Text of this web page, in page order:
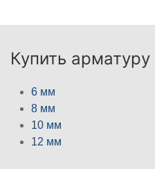
Купить арматуру
6 мм
8 мм
10 мм
12 мм